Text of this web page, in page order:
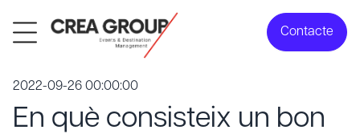
Contacte
2022-09-26 00:00:00
En què consisteix un bon